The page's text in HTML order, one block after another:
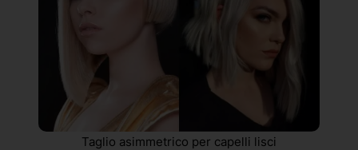
Taglio asimmetrico per capelli lisci